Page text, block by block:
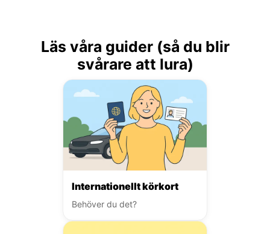
Läs våra guider (så du blir
svårare att lura)
Internationellt körkort
Behöver du det?